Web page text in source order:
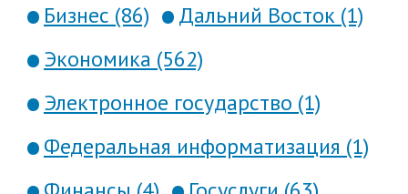
Бизнес (86)
Дальний Восток (1)
Экономика (562)
Электронное государство (1)
Федеральная информатизация (1)